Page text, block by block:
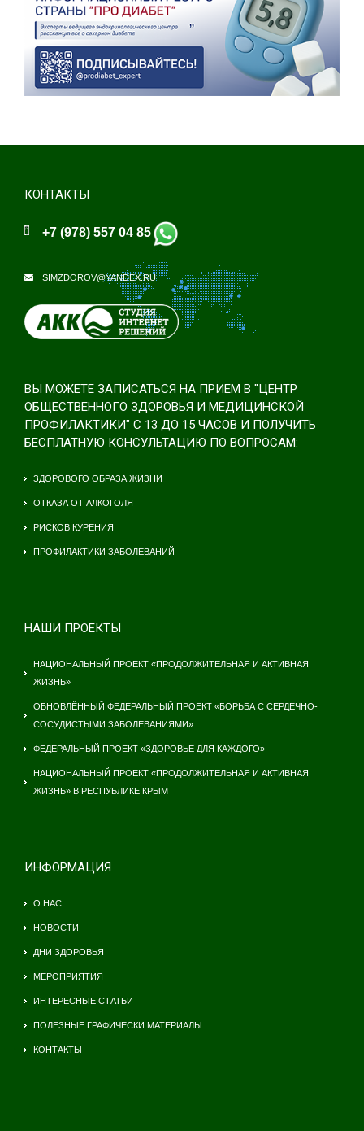
КОНТАКТЫ
+7 (978) 557 04 85
SIMZDOROV@YANDEX.RU
ВЫ МОЖЕТЕ ЗАПИСАТЬСЯ НА ПРИЕМ В "ЦЕНТР
ОБЩЕСТВЕННОГО ЗДОРОВЬЯ И МЕДИЦИНСКОЙ
ПРОФИЛАКТИКИ" С 13 ДО 15 ЧАСОВ И ПОЛУЧИТЬ
БЕСПЛАТНУЮ КОНСУЛЬТАЦИЮ ПО ВОПРОСАМ:
ЗДОРОВОГО ОБРАЗА ЖИЗНИ
ОТКАЗА ОТ АЛКОГОЛЯ
РИСКОВ КУРЕНИЯ
ПРОФИЛАКТИКИ ЗАБОЛЕВАНИЙ
НАШИ ПРОЕКТЫ
НАЦИОНАЛЬНЫЙ ПРОЕКТ «ПРОДОЛЖИТЕЛЬНАЯ И АКТИВНАЯ
ЖИЗНЬ»
ОБНОВЛЁННЫЙ ФЕДЕРАЛЬНЫЙ ПРОЕКТ «БОРЬБА С СЕРДЕЧНО-
СОСУДИСТЫМИ ЗАБОЛЕВАНИЯМИ»
ФЕДЕРАЛЬНЫЙ ПРОЕКТ «ЗДОРОВЬЕ ДЛЯ КАЖДОГО»
НАЦИОНАЛЬНЫЙ ПРОЕКТ «ПРОДОЛЖИТЕЛЬНАЯ И АКТИВНАЯ
ЖИЗНЬ» В РЕСПУБЛИКЕ КРЫМ
ИНФОРМАЦИЯ
О НАС
НОВОСТИ
ДНИ ЗДОРОВЬЯ
МЕРОПРИЯТИЯ
ИНТЕРЕСНЫЕ СТАТЬИ
ПОЛЕЗНЫЕ ГРАФИЧЕСКИ МАТЕРИАЛЫ
КОНТАКТЫ